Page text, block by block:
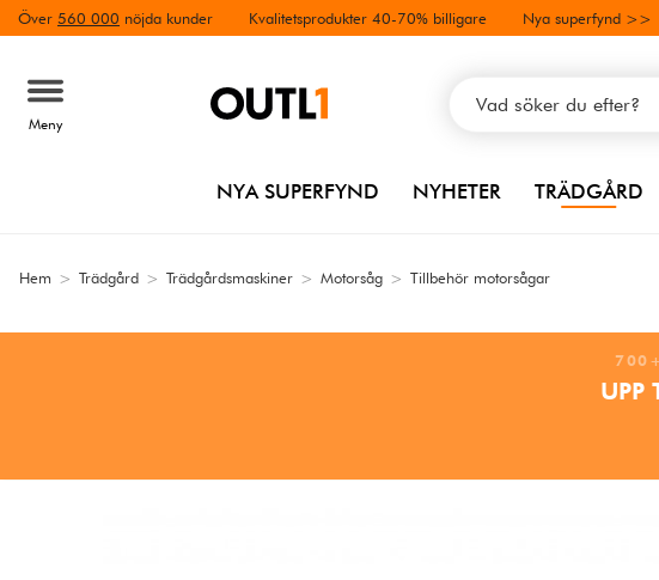
Över 560 000 nöjda kunder Kvalitetsprodukter 40-70% billigare Nya superfynd >>
Meny
NYA SUPERFYND NYHETER TRÄDGÅRD
Hem > Trädgård > Trädgårdsmaskiner > Motorsåg > Tillbehör motorsågar
UPP